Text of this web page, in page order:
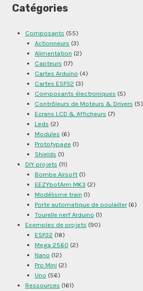
Catégories
Composants (55)
Actionneurs (3)
Alimentation (2)
Capteurs (17)
Cartes Arduino (4)
Cartes ESP32 (3)
Composants électroniques (5)
Contrôleurs de Moteurs & Drivers (5)
Ecrans LCD & Afficheurs (7)
Leds (2)
Modules (6)
Prototypage(1)
Shields (1)
DIY projets (11)
Bombe Airsoft(1)
EEZYbotArm MK3 (2)
Modélisme train (1)
Porte automatique de poulailler(6)
Tourelle nerf Arduino (1)
Exemples de projets (90)
ESP32 (18)
Mega 2560 (2)
Nano (12)
Pro Mini(2)
Uno (56)
Ressources (161)